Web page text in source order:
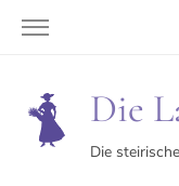
Die
Die